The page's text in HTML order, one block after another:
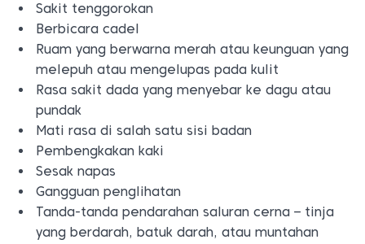
Sakit tenggorokan
Berbicara cadel
Ruam yang berwarna merah atau keunguan yang
melepuh atau mengelupas pada kulit
Rasa sakit dada yang menyebar ke dagu atau
pundak
Mati rasa di salah satu sisi badan
Pembengkakan kaki
Sesak napas
Gangguan penglihatan
Tanda-tanda pendarahan saluran cerna – tinja
yang berdarah, batuk darah, atau muntahan